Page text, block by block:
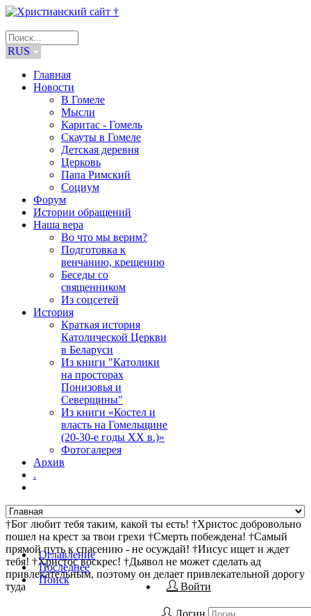
RUS
Главная
Новости
В Гомеле
Мысли
Каритас - Гомель
Скауты в Гомеле
Детская деревня
Церковь
Папа Римский
Социум
Форум
Истории обращений
Наша вера
Во что мы верим?
Подготовка к
венчанию, крещению
Беседы со
священником
Из соцсетей
История
Краткая история
Католической Церкви
в Беларуси
Из книги "Католики
на просторах
Понизовья и
Северщины"
Из книги «Костел и
власть на Гомельщине
(20-30-е годы ХХ в.)»
Фотогалерея
Архив
.
†Бог любит тебя таким, какой ты есть! †Христос добровольно
пошел на крест за твои грехи †Смерть побеждена! †Самый
прямой путь к спасению - не осуждай! †Иисус ищет и ждет
тебя! †Христос воскрес! †Дьявол не может сделать ад
привлекательным, поэтому он делает привлекательной дорогу
туда
Оглавление
Последнее
Поиск
Войти
Логин